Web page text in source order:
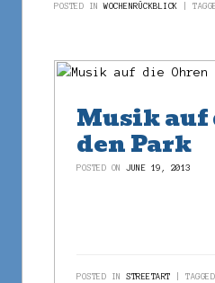
POSTED INWOCHENRÜCKBLICK
Musik auf
den Park
POSTED ON JUNE 19, 2013
POSTED INSTREETART TAGGED